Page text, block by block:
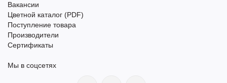
Вакансии
Цветной каталог (PDF)
Поступление товара
Производители
Сертификаты
Мы в соцсетях